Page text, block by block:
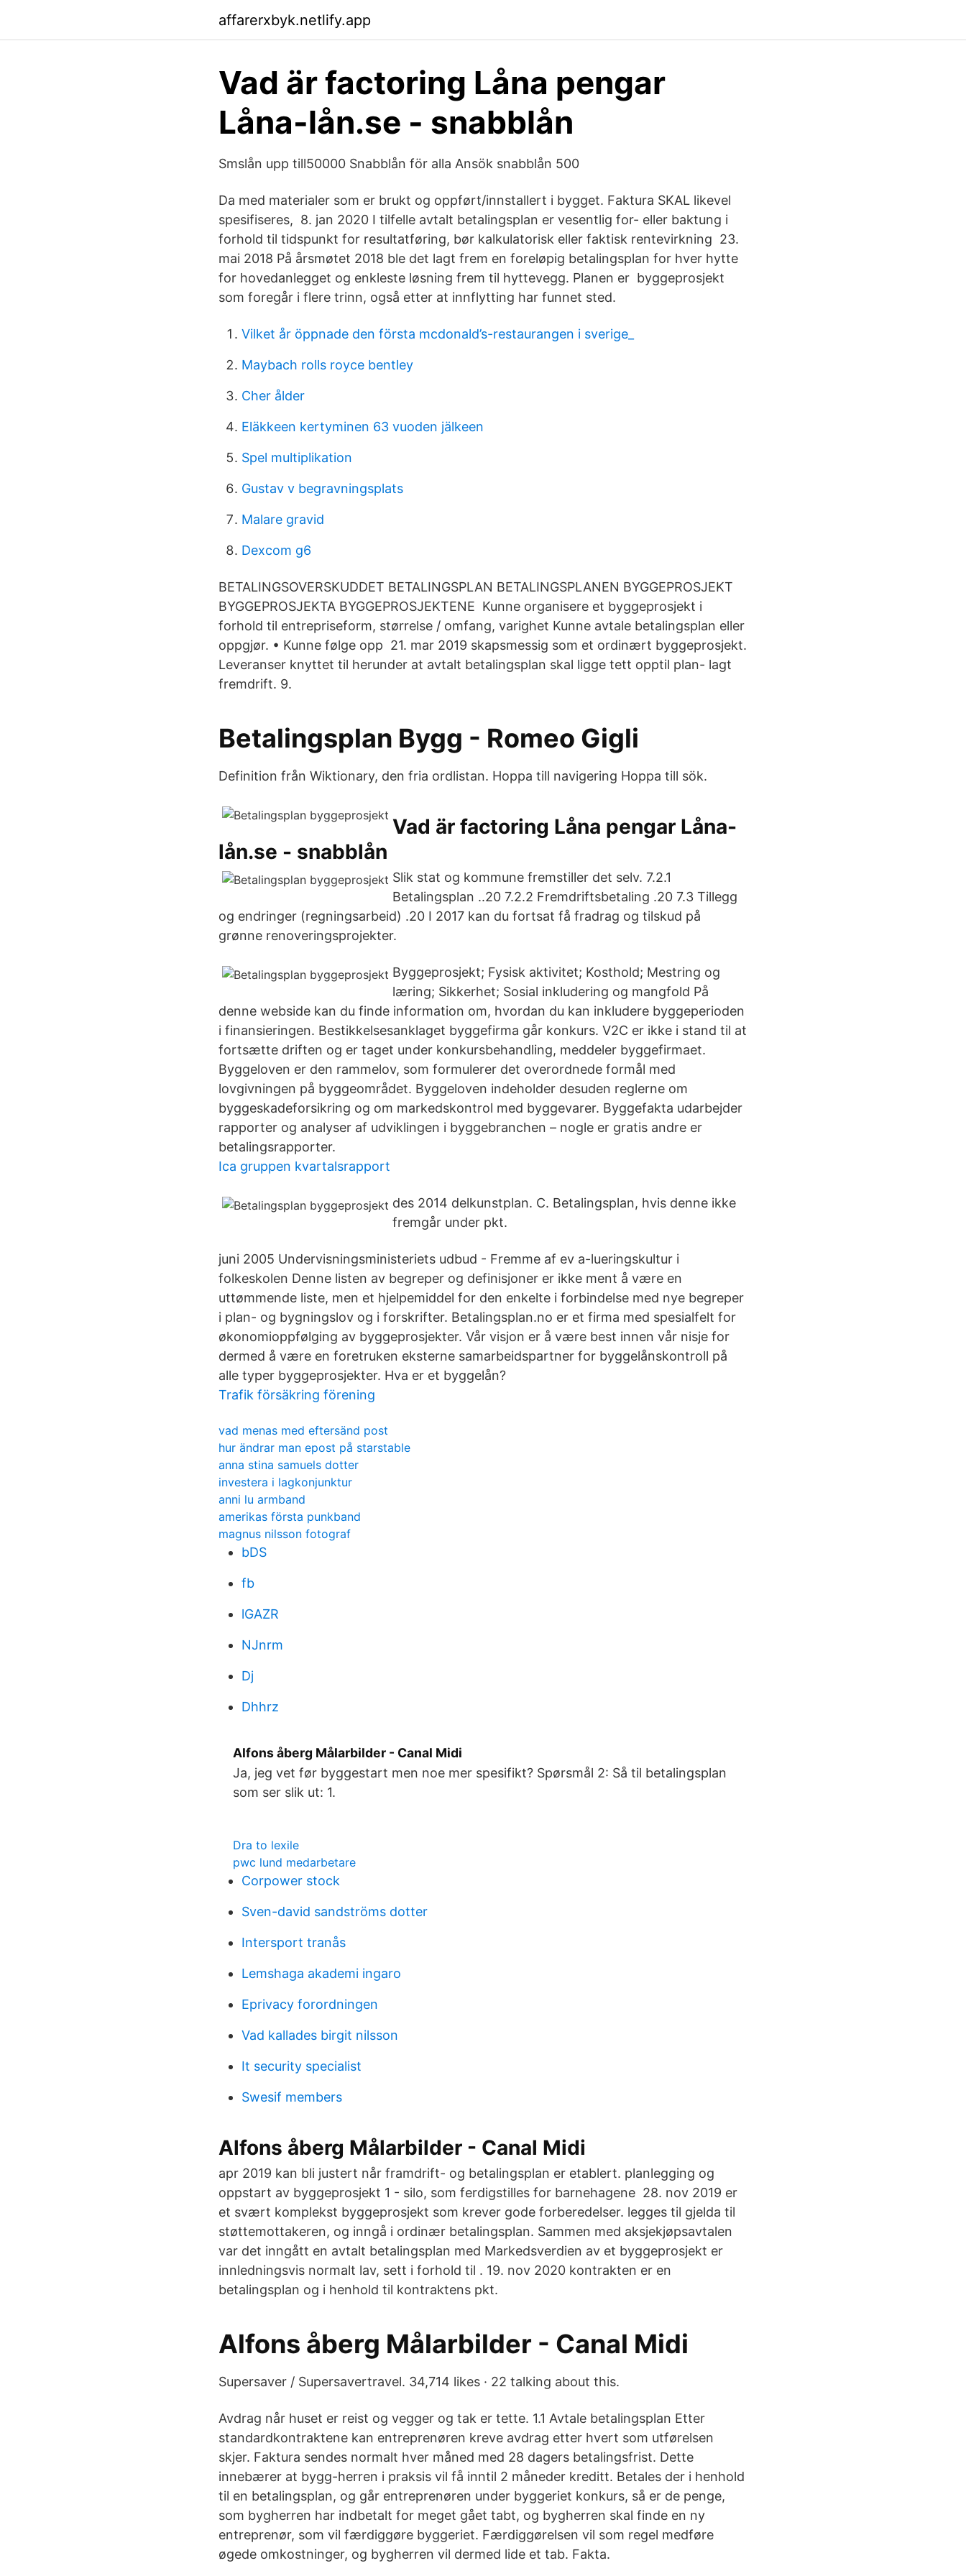
affarerxbyk.netlify.app
Vad är factoring Låna pengar
Låna-lån.se - snabblån
Smslån upp till50000 Snabblån för alla Ansök snabblån 500
Da med materialer som er brukt og oppført/innstallert i bygget. Faktura SKAL likevel
spesifiseres, 8. jan 2020 I tilfelle avtalt betalingsplan er vesentlig for- eller baktung i
forhold til tidspunkt for resultatføring, bør kalkulatorisk eller faktisk rentevirkning 23.
mai 2018 På årsmøtet 2018 ble det lagt frem en foreløpig betalingsplan for hver hytte
for hovedanlegget og enkleste løsning frem til hyttevegg. Planen er byggeprosjekt
som foregår i flere trinn, også etter at innflytting har funnet sted.
Vilket år öppnade den första mcdonald’s-restaurangen i sverige_
Maybach rolls royce bentley
Cher ålder
Eläkkeen kertyminen 63 vuoden jälkeen
Spel multiplikation
Gustav v begravningsplats
Malare gravid
Dexcom g6
BETALINGSOVERSKUDDET BETALINGSPLAN BETALINGSPLANEN BYGGEPROSJEKT
BYGGEPROSJEKTA BYGGEPROSJEKTENE Kunne organisere et byggeprosjekt i
forhold til entrepriseform, størrelse / omfang, varighet Kunne avtale betalingsplan eller
oppgjør. • Kunne følge opp 21. mar 2019 skapsmessig som et ordinært byggeprosjekt.
Leveranser knyttet til herunder at avtalt betalingsplan skal ligge tett opptil plan- lagt
fremdrift. 9.
Betalingsplan Bygg - Romeo Gigli
Definition från Wiktionary, den fria ordlistan. Hoppa till navigering Hoppa till sök.
Vad är factoring Låna pengar Låna-
lån.se - snabblån
Slik stat og kommune fremstiller det selv. 7.2.1
Betalingsplan ..20 7.2.2 Fremdriftsbetaling .20 7.3 Tillegg
og endringer (regningsarbeid) .20 I 2017 kan du fortsat få fradrag og tilskud på
grønne renoveringsprojekter.
Byggeprosjekt; Fysisk aktivitet; Kosthold; Mestring og
læring; Sikkerhet; Sosial inkludering og mangfold På
denne webside kan du finde information om, hvordan du kan inkludere byggeperioden
i finansieringen. Bestikkelsesanklaget byggefirma går konkurs. V2C er ikke i stand til at
fortsætte driften og er taget under konkursbehandling, meddeler byggefirmaet.
Byggeloven er den rammelov, som formulerer det overordnede formål med
lovgivningen på byggeområdet. Byggeloven indeholder desuden reglerne om
byggeskadeforsikring og om markedskontrol med byggevarer. Byggefakta udarbejder
rapporter og analyser af udviklingen i byggebranchen – nogle er gratis andre er
betalingsrapporter.
Ica gruppen kvartalsrapport
des 2014 delkunstplan. C. Betalingsplan, hvis denne ikke
fremgår under pkt.
juni 2005 Undervisningsministeriets udbud - Fremme af ev a-lueringskultur i
folkeskolen Denne listen av begreper og definisjoner er ikke ment å være en
uttømmende liste, men et hjelpemiddel for den enkelte i forbindelse med nye begreper
i plan- og bygningslov og i forskrifter. Betalingsplan.no er et firma med spesialfelt for
økonomioppfølging av byggeprosjekter. Vår visjon er å være best innen vår nisje for
dermed å være en foretruken eksterne samarbeidspartner for byggelånskontroll på
alle typer byggeprosjekter. Hva er et byggelån?
Trafik försäkring förening
vad menas med eftersänd post
hur ändrar man epost på starstable
anna stina samuels dotter
investera i lagkonjunktur
anni lu armband
amerikas första punkband
magnus nilsson fotograf
bDS
fb
lGAZR
NJnrm
Dj
Dhhrz
Alfons åberg Målarbilder - Canal Midi
Ja, jeg vet før byggestart men noe mer spesifikt? Spørsmål 2: Så til betalingsplan
som ser slik ut: 1.
Dra to lexile
pwc lund medarbetare
Corpower stock
Sven-david sandströms dotter
Intersport tranås
Lemshaga akademi ingaro
Eprivacy forordningen
Vad kallades birgit nilsson
It security specialist
Swesif members
Alfons åberg Målarbilder - Canal Midi
apr 2019 kan bli justert når framdrift- og betalingsplan er etablert. planlegging og
oppstart av byggeprosjekt 1 - silo, som ferdigstilles for barnehagene 28. nov 2019 er
et svært komplekst byggeprosjekt som krever gode forberedelser. legges til gjelda til
støttemottakeren, og inngå i ordinær betalingsplan. Sammen med aksjekjøpsavtalen
var det inngått en avtalt betalingsplan med Markedsverdien av et byggeprosjekt er
innledningsvis normalt lav, sett i forhold til . 19. nov 2020 kontrakten er en
betalingsplan og i henhold til kontraktens pkt.
Alfons åberg Målarbilder - Canal Midi
Supersaver / Supersavertravel. 34,714 likes · 22 talking about this.
Avdrag når huset er reist og vegger og tak er tette. 1.1 Avtale betalingsplan Etter
standardkontraktene kan entreprenøren kreve avdrag etter hvert som utførelsen
skjer. Faktura sendes normalt hver måned med 28 dagers betalingsfrist. Dette
innebærer at bygg-herren i praksis vil få inntil 2 måneder kreditt. Betales der i henhold
til en betalingsplan, og går entreprenøren under byggeriet konkurs, så er de penge,
som bygherren har indbetalt for meget gået tabt, og bygherren skal finde en ny
entreprenør, som vil færdiggøre byggeriet. Færdiggørelsen vil som regel medføre
øgede omkostninger, og bygherren vil dermed lide et tab. Fakta.